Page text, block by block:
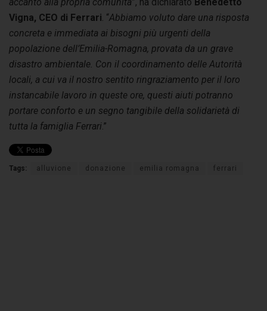
Vigna, CEO di Ferrari . “Abbiamo voluto dare una risposta
concreta e immediata ai bisogni più urgenti della
popolazione dell’Emilia-Romagna, provata da un grave
disastro ambientale. Con il coordinamento delle Autorità
locali, a cui va il nostro sentito ringraziamento per il loro
instancabile lavoro in queste ore, questi aiuti potranno
portare conforto e un segno tangibile della solidarietà di
tutta la famiglia Ferrari.”
Tags: alluvione donazione emilia romagna ferrari